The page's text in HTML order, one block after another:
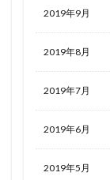
2019年9月
2019年8月
2019年7月
2019年6月
2019年5月